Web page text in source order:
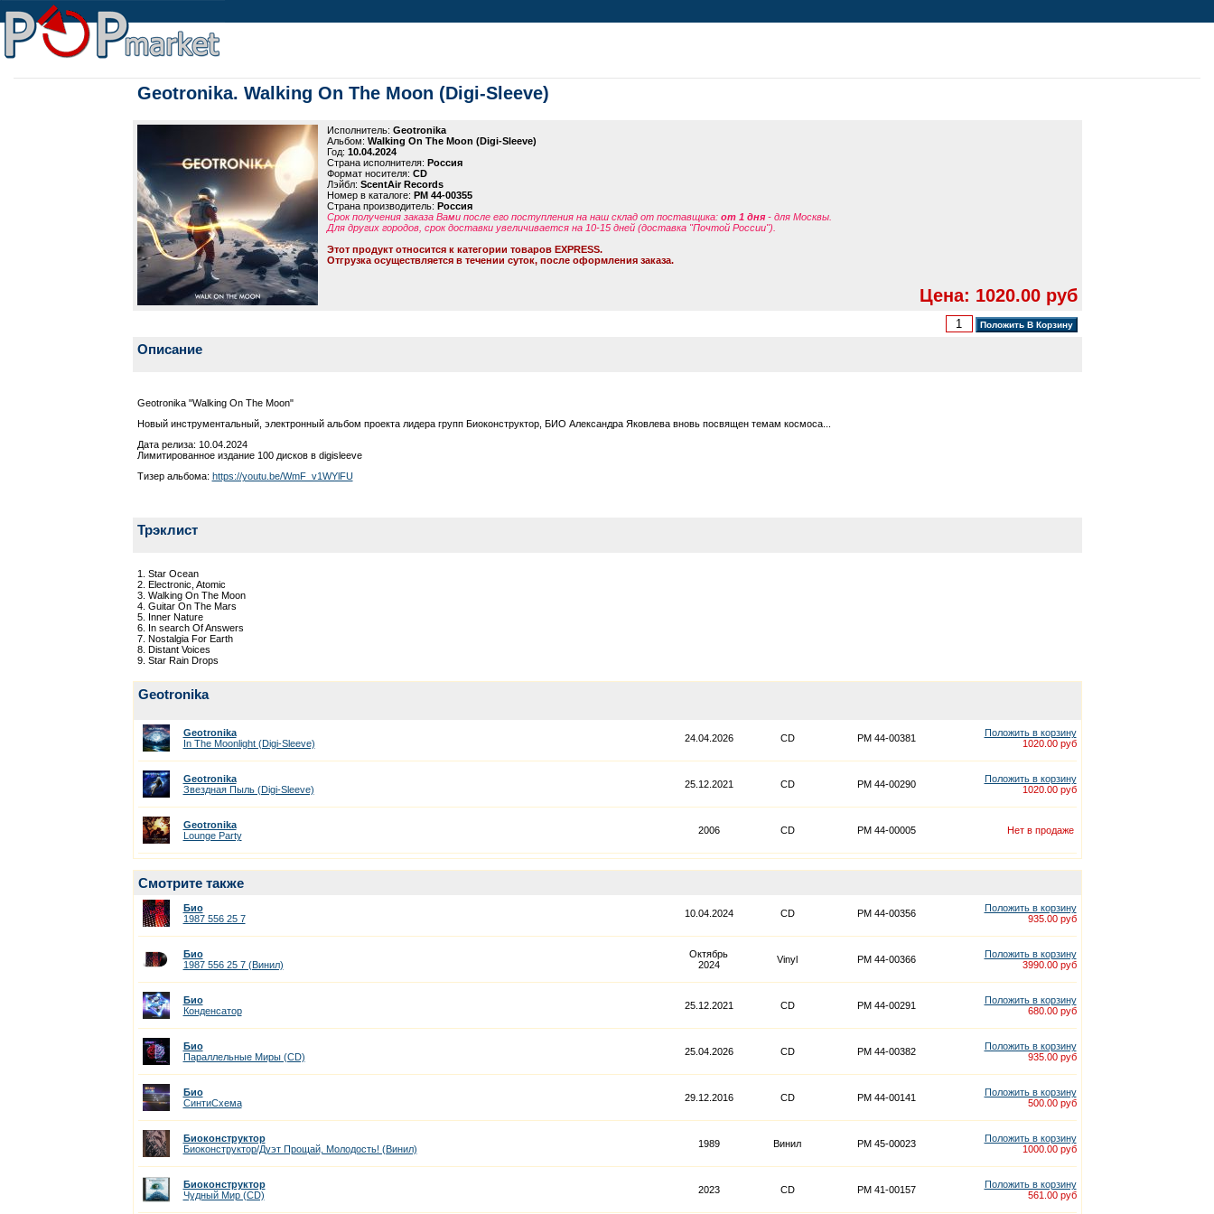
Geotronika. Walking On The Moon (Digi-Sleeve)
Исполнитель: Geotronika
Альбом: Walking On The Moon (Digi-Sleeve)
Год: 10.04.2024
Страна исполнителя: Россия
Формат носителя: CD
Лэйбл: ScentAir Records
Номер в каталоге: PM 44-00355
Страна производитель: Россия
Срок получения заказа Вами после его поступления на наш склад от поставщика: от 1 дня- для Москвы.
Для других городов, срок доставки увеличивается на 10-15 дней (доставка "Почтой России").
Этот продукт относится к категории товаров EXPRESS.
Отгрузка осуществляется в течении суток, после оформления заказа.
Цена: 1020.00 руб
Описание
Geotronika "Walking On The Moon"
Новый инструментальный, электронный альбом проекта лидера групп Биоконструктор, БИО Александра Яковлева вновь посвящен темам космоса...
Дата релиза: 10.04.2024
Лимитированное издание 100 дисков в digisleeve
Тизер альбома: https://youtu.be/WmF_v1WYlFU
Трэклист
1. Star Ocean
2. Electronic, Atomic
3. Walking On The Moon
4. Guitar On The Mars
5. Inner Nature
6. In search Of Answers
7. Nostalgia For Earth
8. Distant Voices
9. Star Rain Drops
Geotronika
Geotronika
In The Moonlight (Digi-Sleeve)
24.04.2026 CD PM 44-00381
Положить в корзину
1020.00 руб
Geotronika
Звездная Пыль (Digi-Sleeve)
25.12.2021 CD PM 44-00290
Положить в корзину
1020.00 руб
Geotronika
Lounge Party
2006 CD PM 44-00005 Нет в продаже
Смотрите также
Био
1987 556 25 7
10.04.2024 CD PM 44-00356
Положить в корзину
935.00 руб
Био
1987 556 25 7 (Винил)
Октябрь
2024
Vinyl PM 44-00366
Положить в корзину
3990.00 руб
Био
Конденсатор
25.12.2021 CD PM 44-00291
Положить в корзину
680.00 руб
Био
Параллельные Миры (CD)
25.04.2026 CD PM 44-00382
Положить в корзину
935.00 руб
Био
СинтиСхема
29.12.2016 CD PM 44-00141
Положить в корзину
500.00 руб
Биоконструктор
Биоконструктор/Дуэт Прощай, Молодость! (Винил)
1989 Винил PM 45-00023
Положить в корзину
1000.00 руб
Биоконструктор
Чудный Мир (CD)
2023 CD PM 41-00157
Положить в корзину
561.00 руб